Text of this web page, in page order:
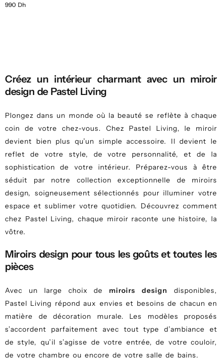
990 Dh
Créez un intérieur charmant avec un miroir
design de Pastel Living
Plongez dans un monde où la beauté se reflète à chaque
coin de votre chez-vous. Chez Pastel Living, le miroir
devient bien plus qu’un simple accessoire. Il devient le
reflet de votre style, de votre personnalité, et de la
sophistication de votre intérieur. Préparez-vous à être
séduit par notre collection exceptionnelle de miroirs
design, soigneusement sélectionnés pour illuminer votre
espace et sublimer votre quotidien. Découvrez comment
chez Pastel Living, chaque miroir raconte une histoire, la
vôtre.
Miroirs design pour tous les goûts et toutes les
pièces
Avec un large choix de miroirs design
disponibles,
Pastel Living répond aux envies et besoins de chacun en
matière de décoration murale. Les modèles proposés
s’accordent parfaitement avec tout type d’ambiance et
de style, qu’il s’agisse de votre entrée, de votre couloir,
de votre chambre ou encore de votre salle de bains.